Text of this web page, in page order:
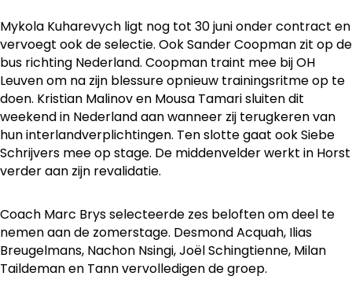
Mykola Kuharevych ligt nog tot 30 juni onder contract en
vervoegt ook de selectie. Ook Sander Coopman zit op de
bus richting Nederland. Coopman traint mee bij OH
Leuven om na zijn blessure opnieuw trainingsritme op te
doen. Kristian Malinov en Mousa Tamari sluiten dit
weekend in Nederland aan wanneer zij terugkeren van
hun interlandverplichtingen. Ten slotte gaat ook Siebe
Schrijvers mee op stage. De middenvelder werkt in Horst
verder aan zijn revalidatie.
Coach Marc Brys selecteerde zes beloften om deel te
nemen aan de zomerstage. Desmond Acquah, Ilias
Breugelmans, Nachon Nsingi, Joël Schingtienne, Milan
Taildeman en Tann vervolledigen de groep.